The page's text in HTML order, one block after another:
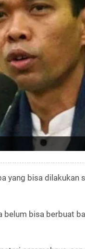
yang bisa dilakukan
belum bisa berbuat